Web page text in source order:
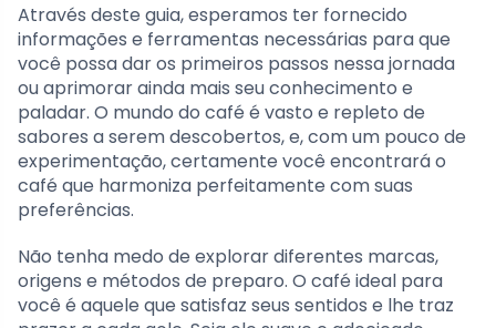
Através deste guia, esperamos ter fornecido
informações e ferramentas necessárias para que
você possa dar os primeiros passos nessa jornada
ou aprimorar ainda mais seu conhecimento e
paladar. O mundo do café é vasto e repleto de
sabores a serem descobertos, e, com um pouco de
experimentação, certamente você encontrará o
café que harmoniza perfeitamente com suas
preferências.
Não tenha medo de explorar diferentes marcas,
origens e métodos de preparo. O café ideal para
você é aquele que satisfaz seus sentidos e lhe traz